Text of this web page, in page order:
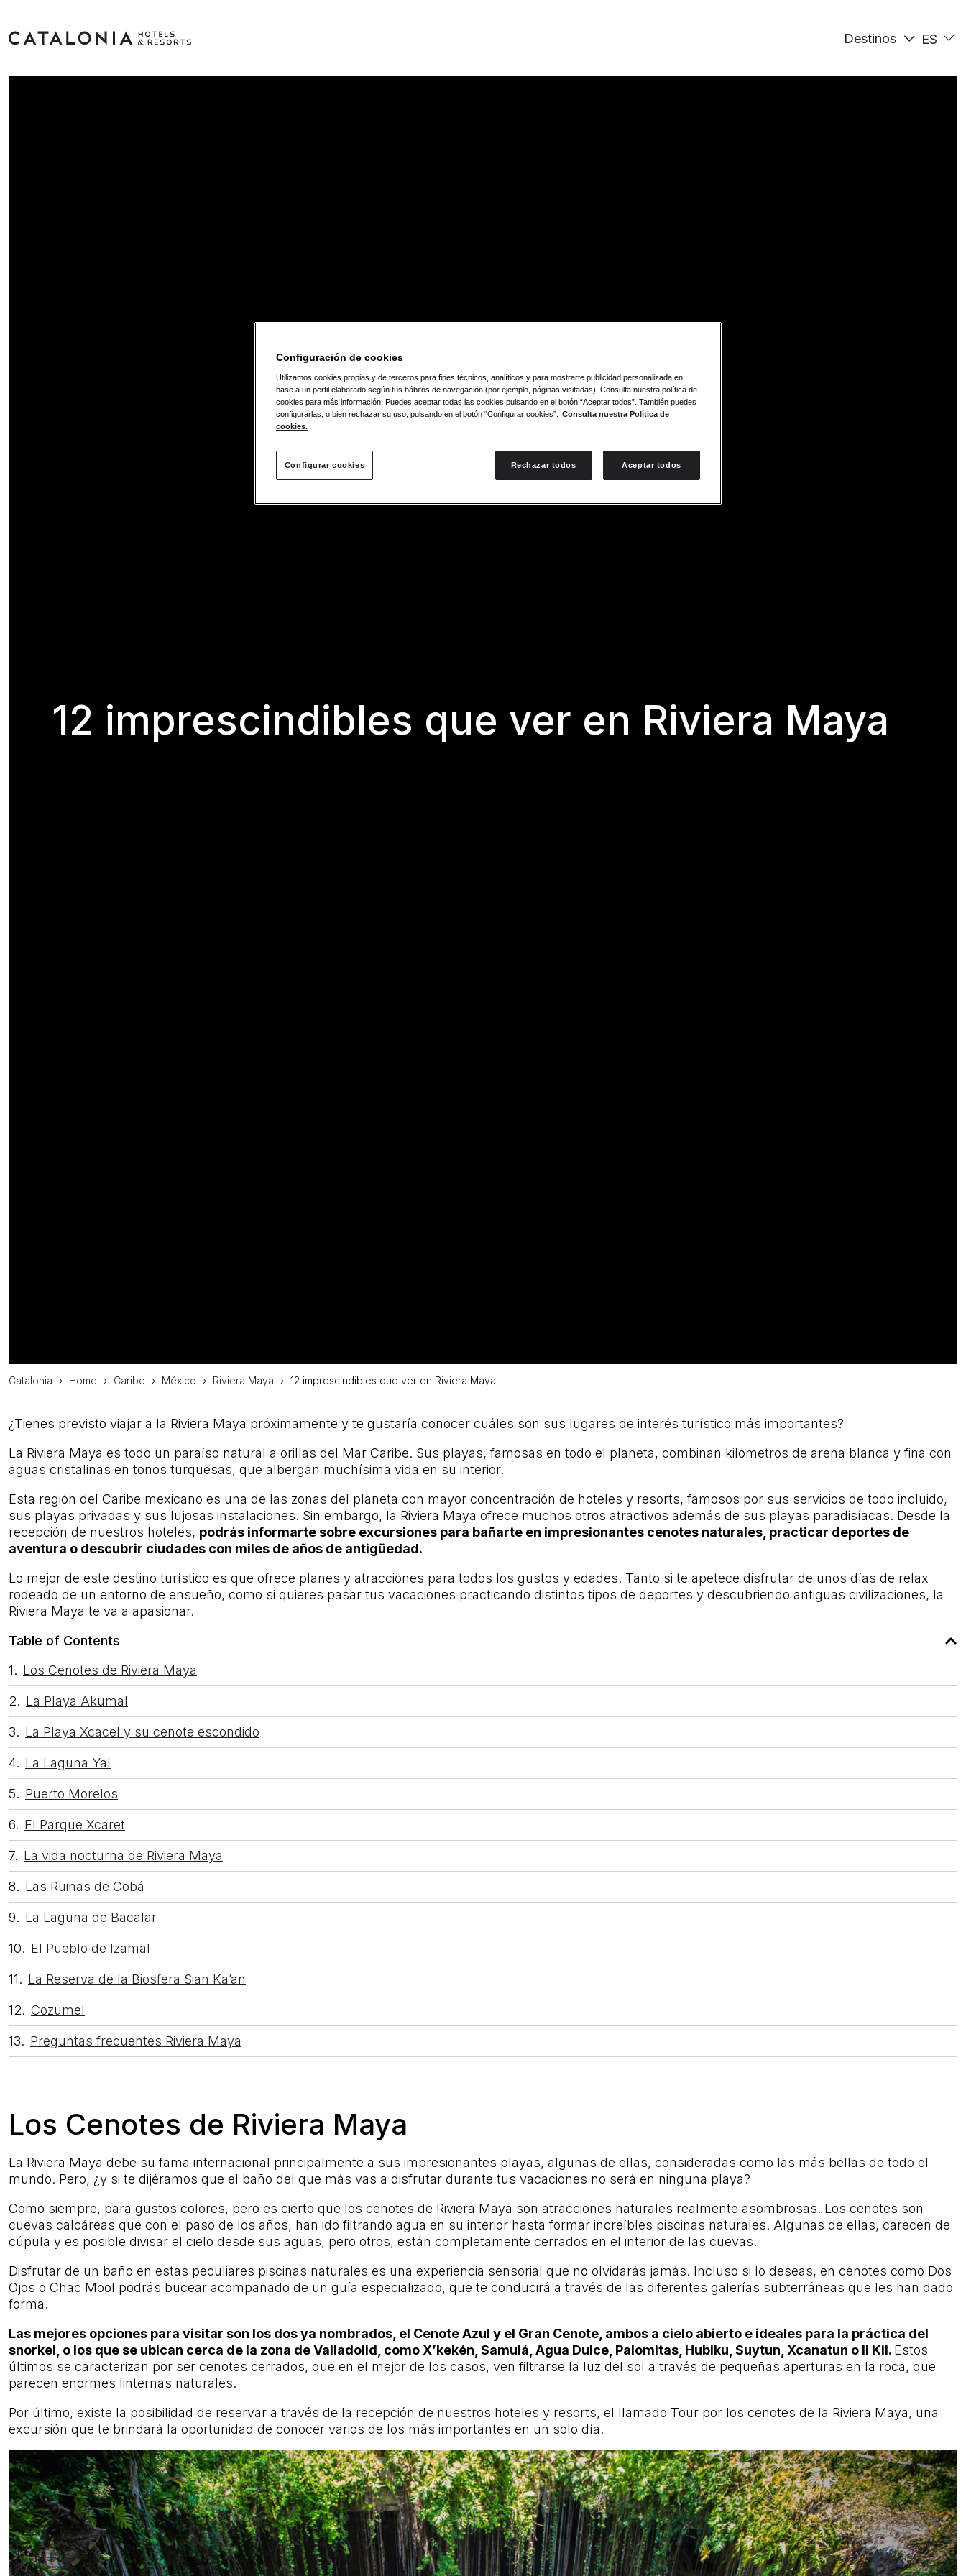
Destinos
ES
12 imprescindibles que ver en Riviera Maya
Catalonia › Home › Caribe › México › Riviera Maya › 12 imprescindibles que ver en Riviera Maya
¿Tienes previsto viajar a la Riviera Maya próximamente y te gustaría conocer cuáles son sus lugares de interés turístico más importantes?
La Riviera Maya es todo un paraíso natural a orillas del Mar Caribe. Sus playas, famosas en todo el planeta, combinan kilómetros de arena blanca y fina con
aguas cristalinas en tonos turquesas, que albergan muchísima vida en su interior.
Esta región del Caribe mexicano es una de las zonas del planeta con mayor concentración de hoteles y resorts, famosos por sus servicios de todo incluido,
sus playas privadas y sus lujosas instalaciones. Sin embargo, la Riviera Maya ofrece muchos otros atractivos además de sus playas paradisíacas. Desde la
recepción de nuestros hoteles, podrás informarte sobre excursiones para bañarte en impresionantes cenotes naturales, practicar deportes de
aventura o descubrir ciudades con miles de años de antigüedad.
Lo mejor de este destino turístico es que ofrece planes y atracciones para todos los gustos y edades. Tanto si te apetece disfrutar de unos días de relax
rodeado de un entorno de ensueño, como si quieres pasar tus vacaciones practicando distintos tipos de deportes y descubriendo antiguas civilizaciones, la
Riviera Maya te va a apasionar.
Table of Contents
Los Cenotes de Riviera Maya
La Playa Akumal
La Playa Xcacel y su cenote escondido
La Laguna Yal
Puerto Morelos
El Parque Xcaret
La vida nocturna de Riviera Maya
Las Ruinas de Cobá
La Laguna de Bacalar
El Pueblo de Izamal
La Reserva de la Biosfera Sian Ka’an
Cozumel
Preguntas frecuentes Riviera Maya
Los Cenotes de Riviera Maya
La Riviera Maya debe su fama internacional principalmente a sus impresionantes playas, algunas de ellas, consideradas como las más bellas de todo el
mundo. Pero, ¿y si te dijéramos que el baño del que más vas a disfrutar durante tus vacaciones no será en ninguna playa?
Como siempre, para gustos colores, pero es cierto que los cenotes de Riviera Maya son atracciones naturales realmente asombrosas. Los cenotes son
cuevas calcáreas que con el paso de los años, han ido filtrando agua en su interior hasta formar increíbles piscinas naturales. Algunas de ellas, carecen de
cúpula y es posible divisar el cielo desde sus aguas, pero otros, están completamente cerrados en el interior de las cuevas.
Disfrutar de un baño en estas peculiares piscinas naturales es una experiencia sensorial que no olvidarás jamás. Incluso si lo deseas, en cenotes como Dos
Ojos o Chac Mool podrás bucear acompañado de un guía especializado, que te conducirá a través de las diferentes galerías subterráneas que les han dado
forma.
Las mejores opciones para visitar son los dos ya nombrados, el Cenote Azul y el Gran Cenote, ambos a cielo abierto e ideales para la práctica del
snorkel, o los que se ubican cerca de la zona de Valladolid, como X’kekén, Samulá, Agua Dulce, Palomitas, Hubiku, Suytun, Xcanatun o Il Kil. Estos
últimos se caracterizan por ser cenotes cerrados, que en el mejor de los casos, ven filtrarse la luz del sol a través de pequeñas aperturas en la roca, que
parecen enormes linternas naturales.
Por último, existe la posibilidad de reservar a través de la recepción de nuestros hoteles y resorts, el llamado Tour por los cenotes de la Riviera Maya, una
excursión que te brindará la oportunidad de conocer varios de los más importantes en un solo día.
Configuración de cookies
Utilizamos cookies propias y de terceros para fines técnicos, analíticos y para mostrarte publicidad personalizada en
base a un perfil elaborado según tus hábitos de navegación (por ejemplo, páginas visitadas). Consulta nuestra política de
cookies para más información. Puedes aceptar todas las cookies pulsando en el botón “Aceptar todos”. También puedes
configurarlas, o bien rechazar su uso, pulsando en el botón “Configurar cookies”.
Consulta nuestra Política de
cookies.
Configurar cookies Rechazar todos Aceptar todos